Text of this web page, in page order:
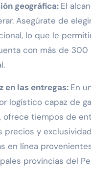
geográfica: El
Asegúrate de
lo que le
con más de
en las entregas: En
logístico capaz de
ofrece tiempos de
precios y
en línea
provincias del